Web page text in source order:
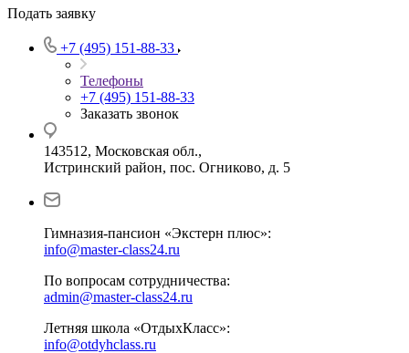
Подать заявку
+7 (495) 151-88-33
Телефоны
+7 (495) 151-88-33
Заказать звонок
143512, Московская обл.,
Истринский район, пос. Огниково, д. 5
Гимназия-пансион «Экстерн плюс»:
info@master-class24.ru
По вопросам сотрудничества:
admin@master-class24.ru
Летняя школа «ОтдыхКласс»:
info@otdyhclass.ru